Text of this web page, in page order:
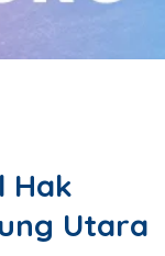
Hak
Utara